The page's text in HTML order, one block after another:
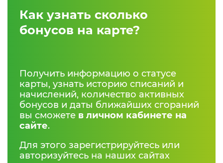
Как узнать сколько
бонусов на карте?
Получить информацию о статусе
карты, узнать историю списаний и
начислений, количество активных
бонусов и даты ближайших сгораний
вы сможете в личном кабинете на
сайте.
Для этого зарегистрируйтесь или
авторизуйтесь на наших сайтах